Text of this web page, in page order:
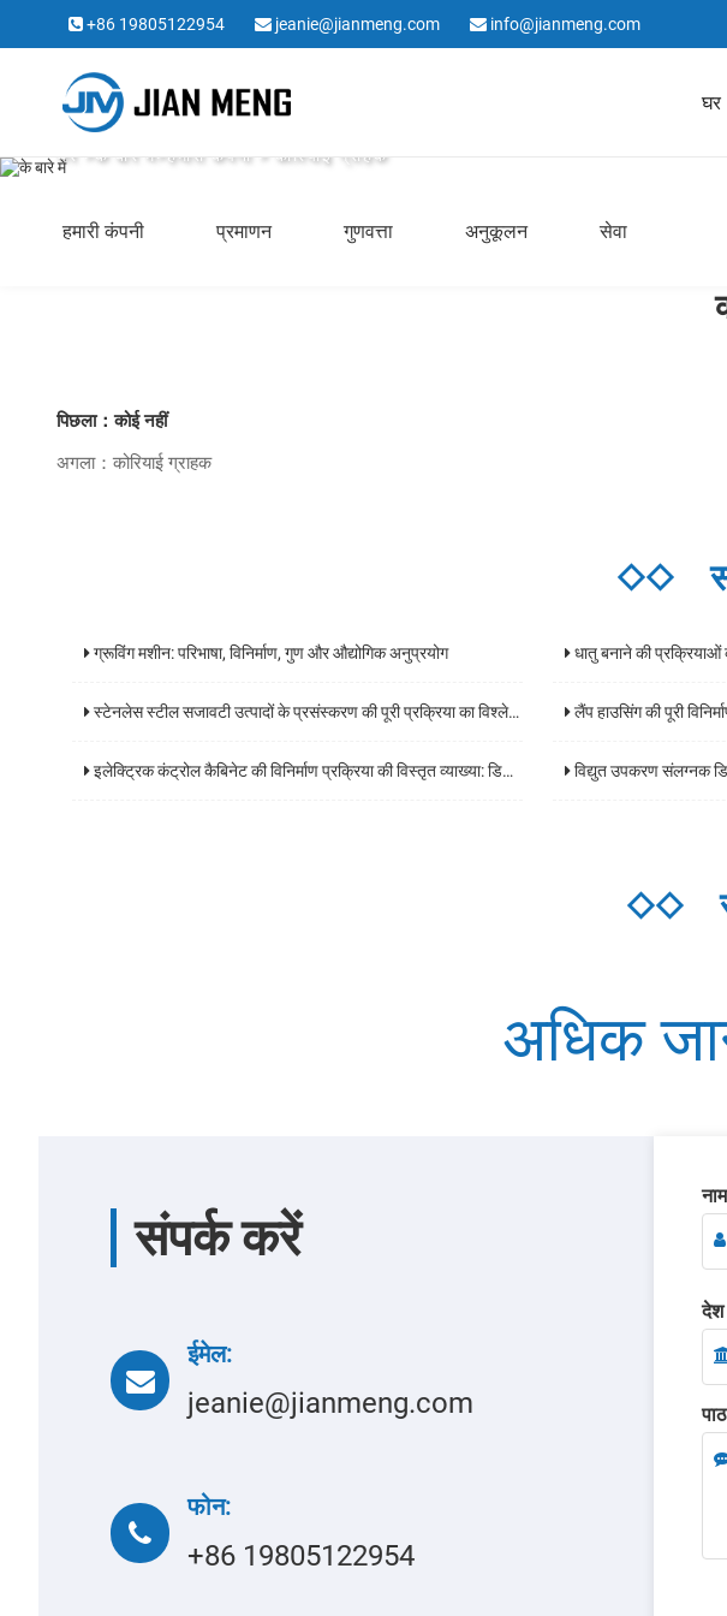
+86 19805122954 jeanie@jianmeng.com info@jianmeng.com
घर
के बारे में
घर > के बारे में>हमारी कंपनी > कोरियाई ग्राहक
हमारी कंपनी प्रमाणन गुणवत्ता अनुकूलन सेवा
पिछला：कोई नहीं
अगला：कोरियाई ग्राहक
◇◇
ग्रूविंग मशीन: परिभाषा, विनिर्माण, गुण और औद्योगिक अनुप्रयोग धातु बनाने की प्रक्रियाओं का एक
स्टेनलेस स्टील सजावटी उत्पादों के प्रसंस्करण की पूरी प्रक्रिया का विश्लेषण और कोर प्रौद्योगिकियों के प्रमुख बिंदुओं लैंप हाउसिंग की पूरी विनिर्माण प्रक्रिया
इलेक्ट्रिक कंट्रोल कैबिनेट की विनिर्माण प्रक्रिया की विस्तृत व्याख्या: डिजाइन से डिलीवरी तक एक व्यापक गाइड विद्युत उपकरण संलग्नक डिजाइन का व्यापक
◇◇
अधिक
संपर्क करें
ईमेल:
jeanie@jianmeng.com
फोन:
+86 19805122954
नाम
देश